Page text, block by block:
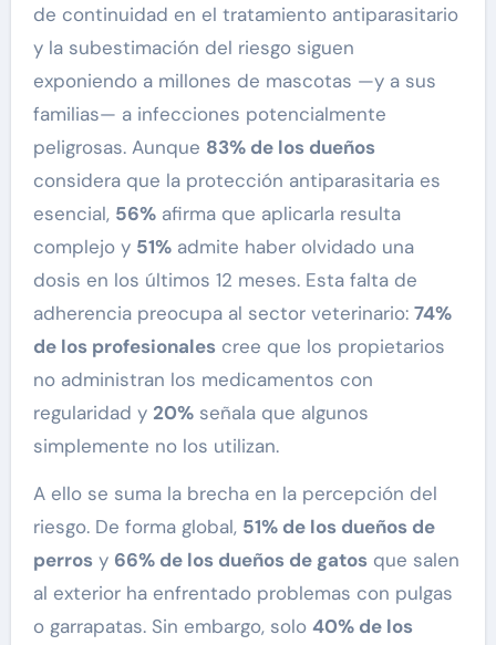
de continuidad en el tratamiento antiparasitario
y la subestimación del riesgo siguen
exponiendo a millones de mascotas —y a sus
familias— a infecciones potencialmente
peligrosas. Aunque 83% de los dueños
considera que la protección antiparasitaria es
esencial, 56%afirma que aplicarla resulta
complejo y 51%admite haber olvidado una
dosis en los últimos 12 meses. Esta falta de
adherencia preocupa al sector veterinario: 74%
de los profesionalescree que los propietarios
no administran los medicamentos con
regularidad y 20%señala que algunos
simplemente no los utilizan.
A ello se suma la brecha en la percepción del
riesgo. De forma global, 51% de los dueños de
perrosy 66% de los dueños de gatosque salen
al exterior ha enfrentado problemas con pulgas
o garrapatas. Sin embargo, solo 40% de los